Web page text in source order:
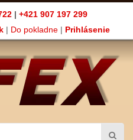
| +421 907 197 299
| Do pokladne| Prihlásenie